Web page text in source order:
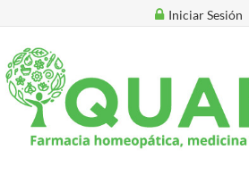
Iniciar Sesión